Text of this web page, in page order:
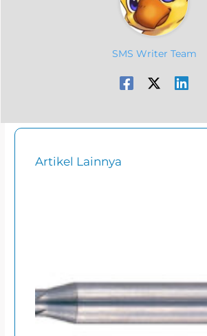
SMS Writer Team
Artikel Lainnya